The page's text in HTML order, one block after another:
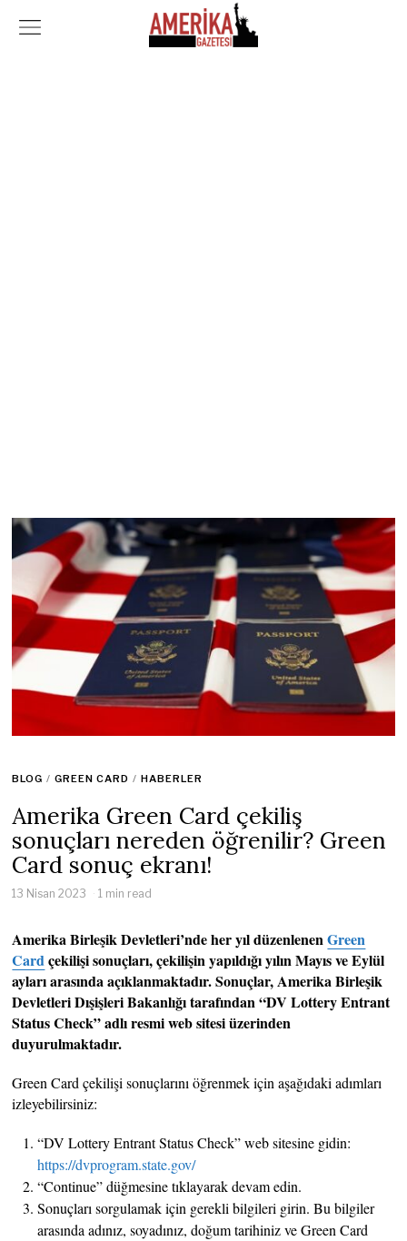
BLOG / GREEN CARD / HABERLER
Amerika Green Card çekiliş
sonuçları nereden öğrenilir? Green
Card sonuç ekranı!
13 Nisan 2023 1 min read
Amerika Birleşik Devletleri’nde her yıl düzenlenenGreen
Cardçekilişi sonuçları, çekilişin yapıldığı yılın Mayıs ve Eylül
ayları arasında açıklanmaktadır. Sonuçlar, Amerika Birleşik
Devletleri Dışişleri Bakanlığı tarafından “DV Lottery Entrant
Status Check” adlı resmi web sitesi üzerinden
duyurulmaktadır.
Green Card çekilişi sonuçlarını öğrenmek için aşağıdaki adımları
izleyebilirsiniz:
“DV Lottery Entrant Status Check” web sitesine gidin:
https://dvprogram.state.gov/
“Continue” düğmesine tıklayarak devam edin.
Sonuçları sorgulamak için gerekli bilgileri girin. Bu bilgiler
arasında adınız, soyadınız, doğum tarihiniz ve Green Card